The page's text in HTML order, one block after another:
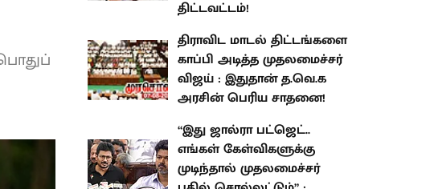
திராவிட மாடல் திட்டங்களை
காப்பி அடித்த முதலமைச்சர் விஜய்
: இதுதான் த.வெ.க அரசின் பெரிய
சாதனை!
“இது ஜால்ரா பட்ஜெட்.. எங்கள்
கேள்விகளுக்கு முடிந்தால்
முதலமைச்சர் பதில் சொல்லட்டும்”
: உதயநிதி ஸ்டாலின்!